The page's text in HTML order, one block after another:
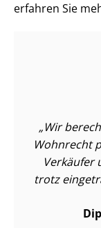
erfahren Sie
Wir
Wohnrecht
Verkäufer
trotz